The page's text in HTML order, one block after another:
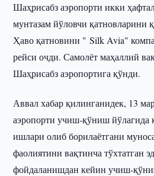
Шаҳрисабз аэропорти икки
мунтазам йўловчи қатновларини
Ҳаво қатновини " Silk Avia"
рейси очди. Самолёт маҳаллий
Шаҳрисабз аэропортига қўнди.
Аввал хабар қилинганидек, 13
аэропорти учиш-қўниш йўлагида
ишлари олиб борилаётгани
фаолиятини вақтинча тўхтатган
фойдаланишдан кейин учиш-